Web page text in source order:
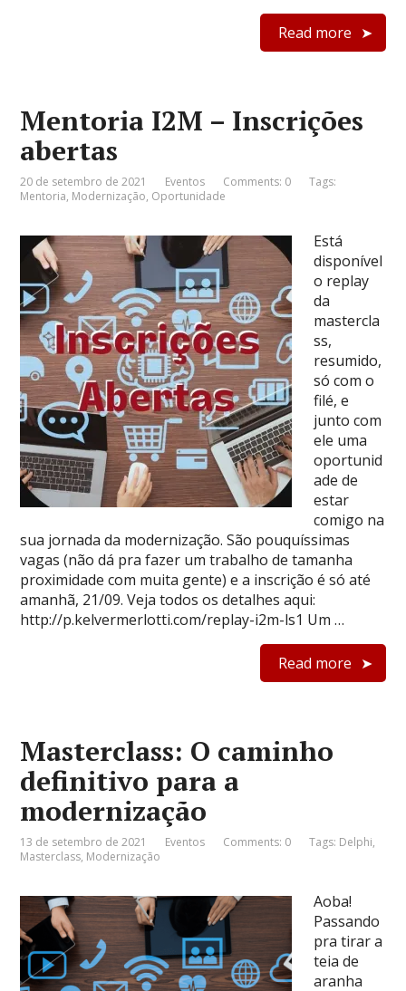
Read more
Mentoria I2M – Inscrições
abertas
20 de setembro de 2021 Eventos Comments: 0
Tags:
Mentoria, Modernização, Oportunidade
Está
disponível
o replay
da
mastercla
ss,
resumido,
só com o
filé, e
junto com
ele uma
oportunid
ade de
estar
comigo na
sua jornada da modernização. São pouquíssimas
vagas (não dá pra fazer um trabalho de tamanha
proximidade com muita gente) e a inscrição é só até
amanhã, 21/09. Veja todos os detalhes aqui:
http://p.kelvermerlotti.com/replay-i2m-ls1 Um …
Read more
Masterclass: O caminho
definitivo para a
modernização
13 de setembro de 2021 Eventos Comments: 0 Tags: Delphi,
Masterclass, Modernização
Aoba!
Passando
pra tirar a
teia de
aranha